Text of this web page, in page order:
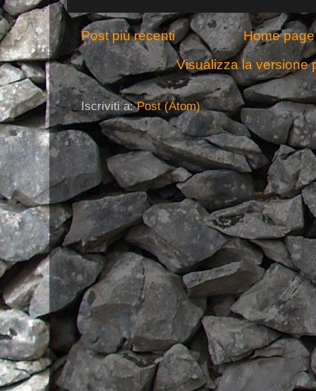
Post più recenti
Home page
Visualizza la versione
Iscriviti a:Post (Atom)